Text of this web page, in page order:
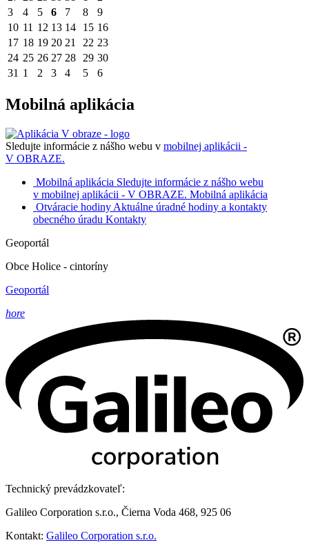
3
4 5 6 7 8
9
10 11 12 13 14 15 16
17 18 19 20 21 22 23
24 25 26 27 28 29 30
31 1 2 3 4 5 6
Mobilná aplikácia
Sledujte informácie z nášho webu v mobilnej aplikácii -
V OBRAZE.
Mobilná aplikácia Sledujte informácie z nášho webu
v mobilnej aplikácii - V OBRAZE. Mobilná aplikácia
Otváracie hodiny Aktuálne úradné hodiny a kontakty
obecného úradu Kontakty
Geoportál
Obce Holice - cintoríny
Geoportál
hore
Technický prevádzkovateľ:
Galileo Corporation s.r.o., Čierna Voda 468, 925 06
Kontakt: Galileo Corporation s.r.o.